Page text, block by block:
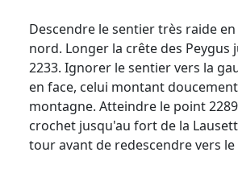
Descendre le sentier très raide
nord. Longer la crête des Peygus
2233. Ignorer le sentier vers la
en face, celui montant
montagne. Atteindre le point
crochet jusqu'au fort de la
tour avant de redescendre vers le